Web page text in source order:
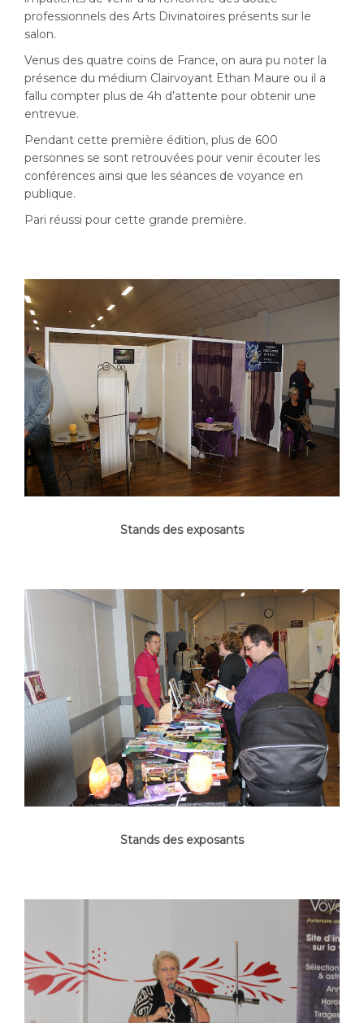
professionnels des Arts Divinatoires présents sur le
salon.
Venus des quatre coins de France, on aura pu noter la
présence du médium Clairvoyant Ethan Maure ou il a
fallu compter plus de 4h d’attente pour obtenir une
entrevue.
Pendant cette première édition, plus de 600
personnes se sont retrouvées pour venir écouter les
conférences ainsi que les séances de voyance en
publique.
Pari réussi pour cette grande première.
Stands des exposants
Stands des exposants